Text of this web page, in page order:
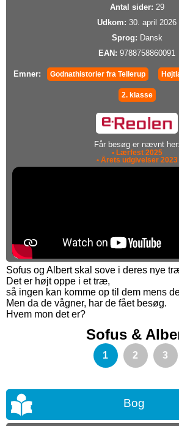
Antal sider: 29
Udkom: 30. april 2026
Sprog: Dansk
EAN: 9788758860091
Emner: Godnathistorier fra Tellerup
2. klasse
Får besøg er nævnt her:
• Lærfest 2025
• Årets udgivelser 2023
Sofus og Albert skal sove i deres nye
Det er højt oppe i et træ,
så ingen kan komme op til dem mens
Men da de vågner, har de fået besøg.
Hvem mon det er?
Sofus &
1 2 3
Bog